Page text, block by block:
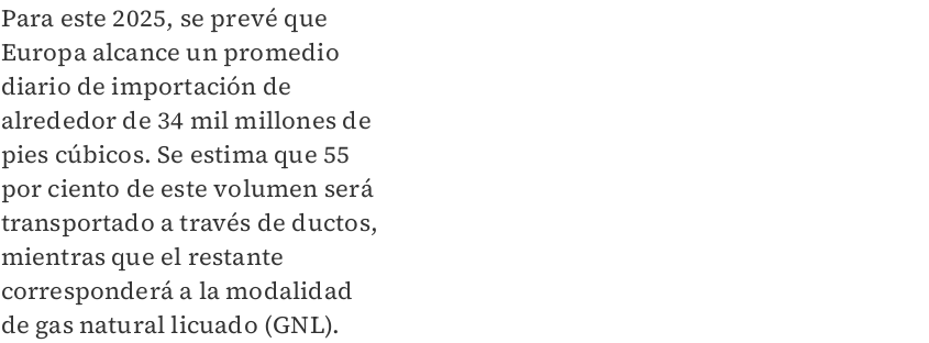
Para este 2025, se prevé que
Europa alcance un promedio
diario de importación de
alrededor de 34 mil millones de
pies cúbicos. Se estima que 55
por ciento de este volumen será
transportado a través de ductos,
mientras que el restante
corresponderá a la modalidad
de gas natural licuado (GNL).